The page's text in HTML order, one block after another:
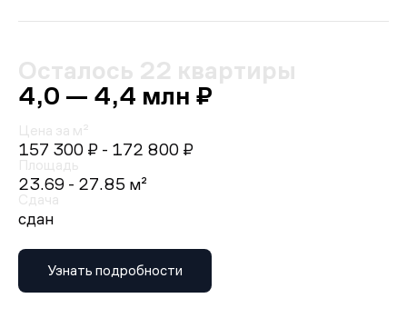
Осталось 22 квартиры
4,0 — 4,4 млн ₽
Цена за м²
157 300 ₽ - 172 800 ₽
Площадь
23.69 - 27.85 м²
Сдача
сдан
Узнать подробности